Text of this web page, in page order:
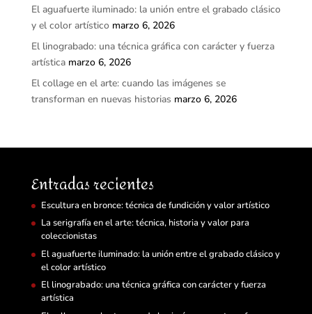
El aguafuerte iluminado: la unión entre el grabado clásico
y el color artístico marzo 6, 2026
El linograbado: una técnica gráfica con carácter y fuerza
artística marzo 6, 2026
El collage en el arte: cuando las imágenes se
transforman en nuevas historias marzo 6, 2026
Entradas recientes
Escultura en bronce: técnica de fundición y valor artístico
La serigrafía en el arte: técnica, historia y valor para
coleccionistas
El aguafuerte iluminado: la unión entre el grabado clásico y
el color artístico
El linograbado: una técnica gráfica con carácter y fuerza
artística